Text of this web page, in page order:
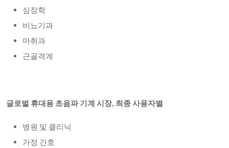
심장학
비뇨기과
마취과
근골격계
글로벌 휴대용 초음파 기계 시장, 최종 사용자별
병원 및 클리닉
가정 간호